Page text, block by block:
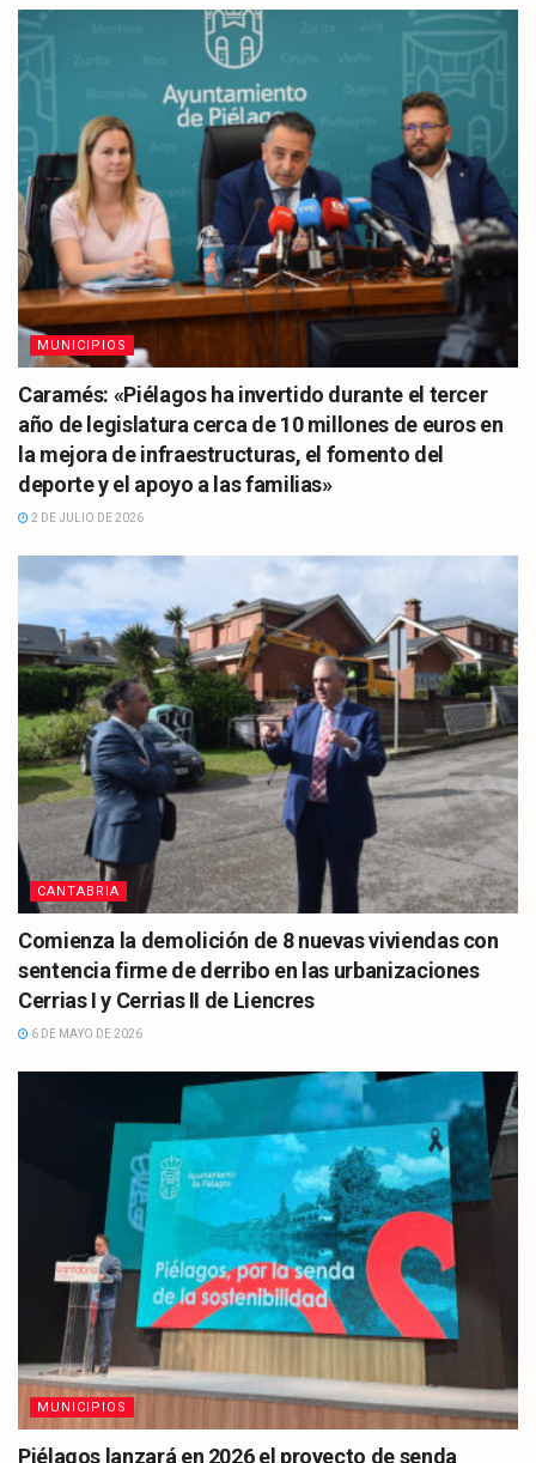
MUNICIPIOS
Caramés: «Piélagos ha invertido durante el tercer
año de legislatura cerca de 10 millones de euros en
la mejora de infraestructuras, el fomento del
deporte y el apoyo a las familias»
2 DE JULIO DE 2026
CANTABRIA
Comienza la demolición de 8 nuevas viviendas con
sentencia firme de derribo en las urbanizaciones
Cerrias I y Cerrias II de Liencres
6 DE MAYO DE 2026
MUNICIPIOS
Piélagos lanzará en 2026 el proyecto de senda